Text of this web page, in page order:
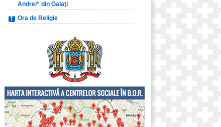
Andrei“ din Galaţi
Ora de Religie